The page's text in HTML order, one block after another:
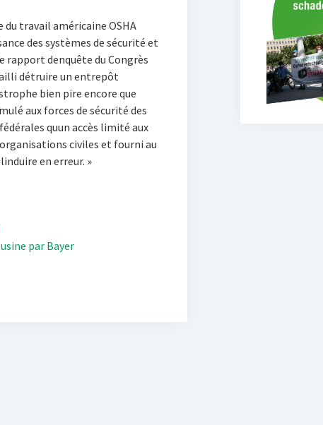
du travail américaine OSHA
des systèmes de sécurité et
rapport denquête du Congrès
détruire un entrepôt
bien pire encore que
aux forces de sécurité des
quun accès limité aux
civiles et fourni au
en erreur. »
par Bayer